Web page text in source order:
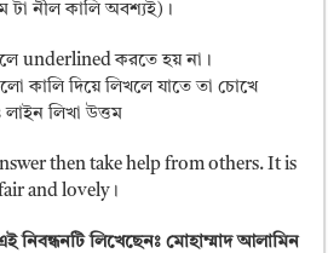
টা নীল কালি অবশ্যই)।
underlined করতে হয় না।
কালি দিয়ে লিখলে যাতে তা চোখে
লিখা উত্তম
then take help from others. It is
and lovely।
নিবন্ধনটি লিখেছেনঃ মোহাম্মাদ আলামিন